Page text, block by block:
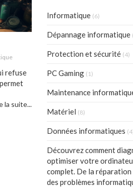
refuse
la suite...
Informatique (6)
Dépannage informatique
Protection et sécurité (4)
PC Gaming (1)
Maintenance
Matériel (8)
Données informatiques
Découvrez comment
optimiser votre
complet. De la
des problèmes